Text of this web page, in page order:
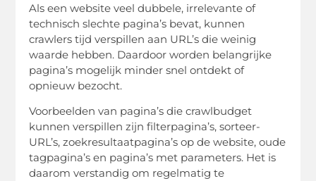
Als een website veel dubbele, irrelevante of
technisch slechte pagina’s bevat, kunnen
crawlers tijd verspillen aan URL’s die weinig
waarde hebben. Daardoor worden belangrijke
pagina’s mogelijk minder snel ontdekt of
opnieuw bezocht.
Voorbeelden van pagina’s die crawlbudget
kunnen verspillen zijn filterpagina’s, sorteer-
URL’s, zoekresultaatpagina’s op de website, oude
tagpagina’s en pagina’s met parameters. Het is
daarom verstandig om regelmatig te